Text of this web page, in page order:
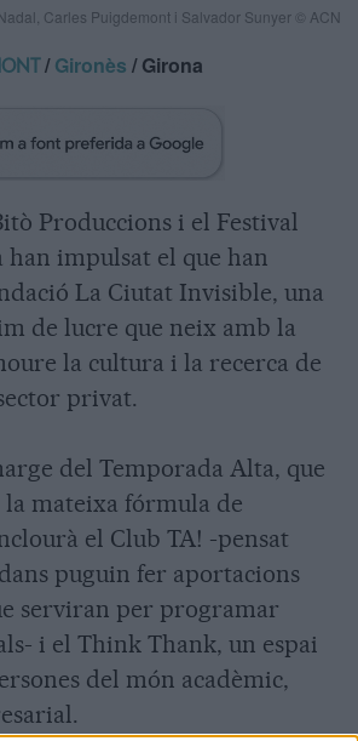
Carles Puigdemont i Salvador Sunyer © ACN
/Gironès / Girona
Produccions i el Festival
impulsat el que han
La Ciutat Invisible, una
de lucre que neix amb la
la cultura i la recerca de
privat.
del Temporada Alta, que
mateixa fórmula de
el Club TA! -pensat
puguin fer aportacions
serviran per programar
i el Think Thank, un espai
del món acadèmic,